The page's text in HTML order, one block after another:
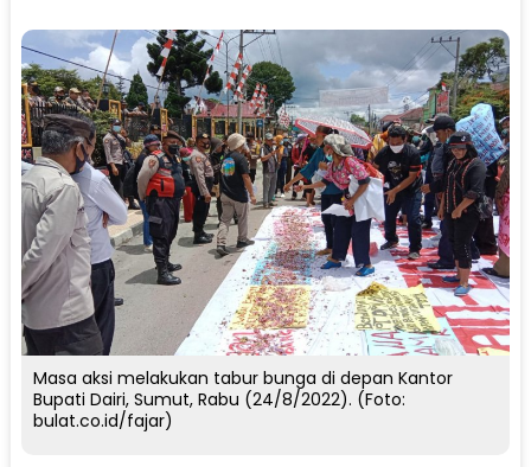
Masa aksi melakukan tabur bunga di depan Kantor
Bupati Dairi, Sumut, Rabu (24/8/2022). (Foto:
bulat.co.id/fajar)